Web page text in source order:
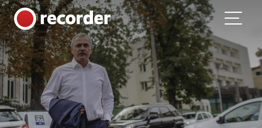
Skip to content
Main Navigation